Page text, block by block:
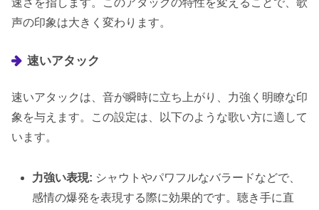
速さを指します。このアタックの特性を変えることで、歌
声の印象は大きく変わります。
速いアタック
速いアタックは、音が瞬時に立ち上がり、力強く明瞭な印
象を与えます。この設定は、以下のような歌い方に適して
います。
力強い表現: シャウトやパワフルなバラードなどで、
感情の爆発を表現する際に効果的です。聴き手に直